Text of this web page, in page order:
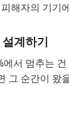
해자의 기기
계하기
서 멈추는
그 순간이 왔